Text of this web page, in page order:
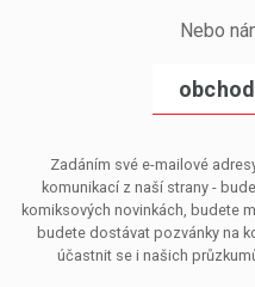
Nebo
Zadáním své e-mailové
komunikací z naší strany -
komiksových novinkách, budete
budete dostávat pozvánky na
účastnit se i našich